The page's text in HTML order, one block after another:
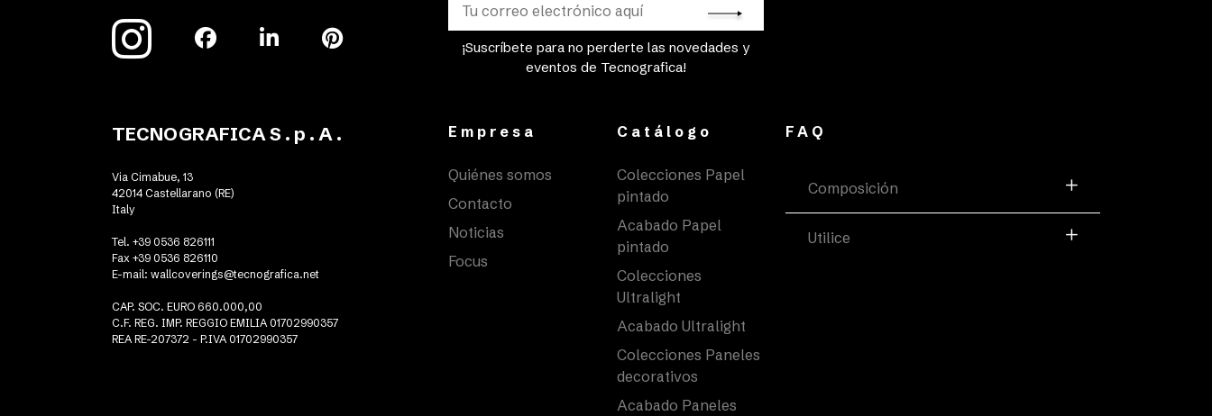
¡Suscríbete para no perderte las novedades y
eventos de Tecnografica!
TECNOGRAFICA S . p . A .
Via Cimabue, 13
42014 Castellarano (RE)
Italy
Tel. +39 0536 826111
Fax +39 0536 826110
E-mail: wallcoverings@tecnografica.net
CAP. SOC. EURO 660.000,00
C.F. REG. IMP. REGGIO EMILIA 01702990357
REA RE-207372 - P.IVA 01702990357
Empresa
Quiénes somos
Contacto
Noticias
Focus
Catálogo
Colecciones Papel
pintado
Acabado Papel
pintado
Colecciones
Ultralight
Acabado Ultralight
Colecciones Paneles
decorativos
Acabado Paneles
FAQ
Composición
Utilice